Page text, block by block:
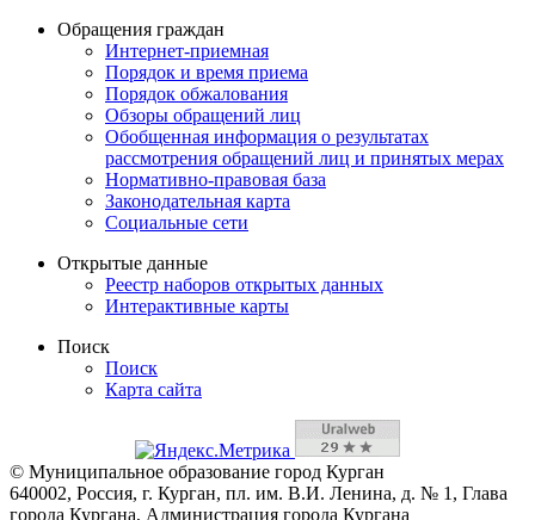
Обращения граждан
Интернет-приемная
Порядок и время приема
Порядок обжалования
Обзоры обращений лиц
Обобщенная информация о результатах
рассмотрения обращений лиц и принятых мерах
Нормативно-правовая база
Законодательная карта
Социальные сети
Открытые данные
Реестр наборов открытых данных
Интерактивные карты
Поиск
Поиск
Карта сайта
© Муниципальное образование город Курган
640002, Россия, г. Курган, пл. им. В.И. Ленина, д. № 1, Глава
города Кургана, Администрация города Кургана